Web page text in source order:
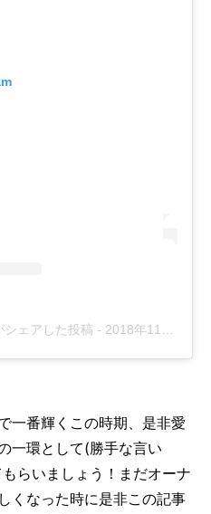
ェアした投稿 - 2018年11月月10日午後7時28分PST
一番輝くこの時期、是非愛
一環として(勝手な言い
らいましょう！まだオーナ
くなった時に是非この記事